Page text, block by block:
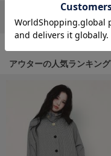
FURFUR
ファーファー
GELATO PIQUE CAT&DOG
ジェラート ピケ キャットアン
gelato pique Sleep
ジェラート ピケ スリープ
アウターの人気ランキング